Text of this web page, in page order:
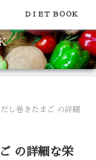
健康やダイエットに
し巻きたまご の詳細
の詳細な栄
ＤＩＥＴ ＢＯＯＫ